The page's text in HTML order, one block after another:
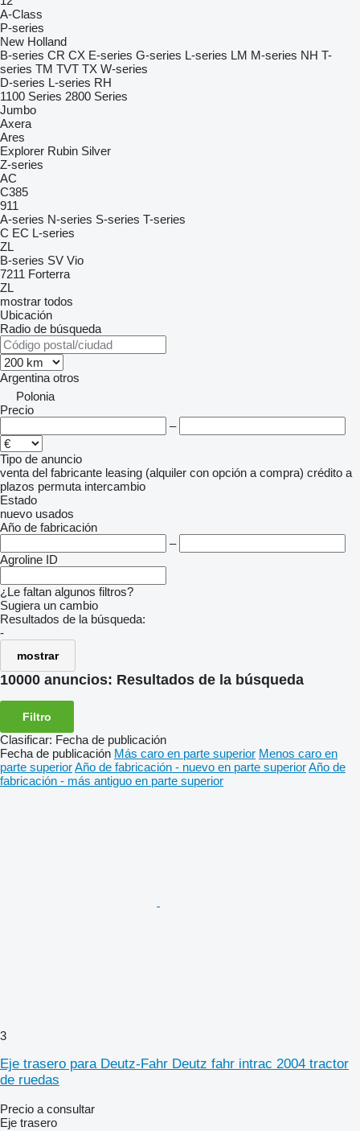
A-Class
P-series
New Holland
B-series CR CX E-series G-series L-series LM M-series NH T-
series TM TVT TX W-series
D-series L-series RH
1100 Series 2800 Series
Jumbo
Axera
Ares
Explorer Rubin Silver
Z-series
AC
C385
911
A-series N-series S-series T-series
C EC L-series
ZL
B-series SV Vio
7211 Forterra
ZL
mostrar todos
Ubicación
Radio de búsqueda
Argentina otros
Polonia
Precio
–
Tipo de anuncio
venta del fabricante leasing (alquiler con opción a compra) crédito a
plazos permuta intercambio
Estado
nuevo usados
Año de fabricación
–
Agroline ID
¿Le faltan algunos filtros?
Sugiera un cambio
Resultados de la búsqueda:
-
mostrar
10000 anuncios: Resultados de la búsqueda
Filtro
Clasificar: Fecha de publicación
Fecha de publicación Más caro en parte superior Menos caro en
parte superiorAño de fabricación - nuevo en parte superiorAño de
fabricación - más antiguo en parte superior
3
Eje trasero para Deutz-Fahr Deutz fahr intrac 2004 tractor
de ruedas
Precio a consultar
Eje trasero